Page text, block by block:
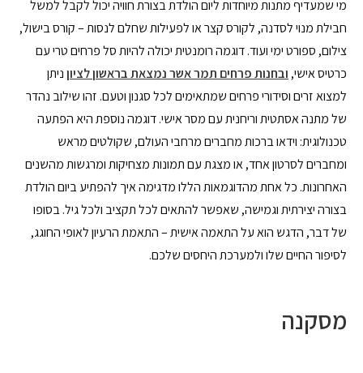
מי שמעדיף מתנות מיוחדות ליום הולדת בצורת חוויה יכול לקבל למשל
חבילת מנוי לסדנה, לקורס קצר או לפעילות שחלם לנסות – קורס בישול,
צילום, ספורט ימי ועוד. דוגמה רומנטית יכולה להיות סל פרחים טרי עם
כרטיס אישי, ובחנות פרחים תמר אשר נמצאת בראשון לציוןניתן
למצוא זרים וסידורי פרחים שמתאימים לכל סגנון וטעם. זהו שילוב נהדר
של מתנה אסתטית וריחנית עם מסר אישי. דוגמה נוספת היא הפתעה
טכנולוגית: וידאו ברכות מחברים מרחבי העולם, שקולטים מראש
ומחברים לסרטון אחד, או מצגת עם תמונות מצחיקות ומרגשות מהשנים
האחרונות. כל אחת מהדוגמאות הללו מדגימה איך להפתיע ביום הולדת
בצורה יצירתית וגמישה, שאפשר להתאים לכל תקציב ולכל גיל. בסופו
של דבר, הדגש הוא על התאמה אישית – התאמת הרעיון לאופי החוגג,
לסיפור החיים שלו ולמערכת היחסים שלכם.
מסקנה